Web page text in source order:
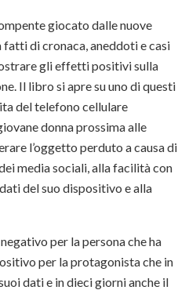
giocato dalle nuove
di cronaca, aneddoti e casi
gli effetti positivi sulla
Il libro si apre su uno di questi
del telefono cellulare
donna prossima alle
l’oggetto perduto a causa di
media sociali, alla facilità con
del suo dispositivo e alla
per la persona che ha
per la protagonista che in
dati e in dieci giorni anche il